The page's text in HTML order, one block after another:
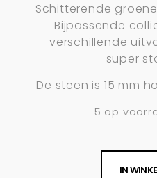
Schitterende
Bijpassende
verschillende
super
De steen is 15 mm
5 op
IN